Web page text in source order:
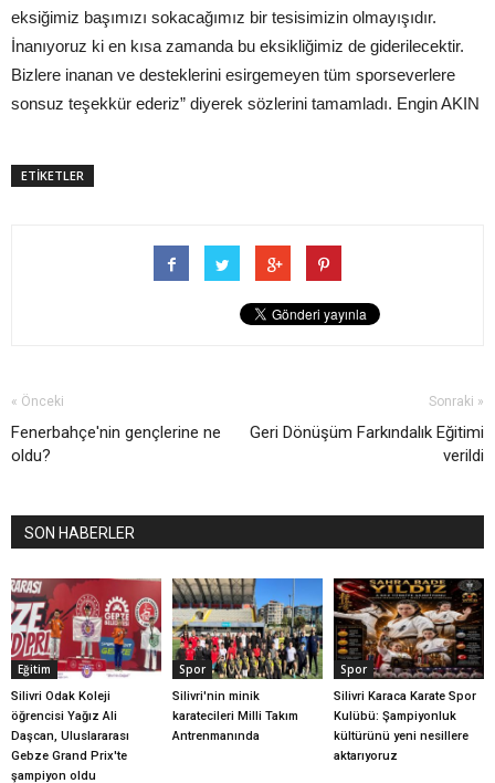
eksiğimiz başımızı sokacağımız bir tesisimizin olmayışıdır.
İnanıyoruz ki en kısa zamanda bu eksikliğimiz de giderilecektir.
Bizlere inanan ve desteklerini esirgemeyen tüm sporseverlere
sonsuz teşekkür ederiz” diyerek sözlerini tamamladı. Engin AKIN
ETİKETLER
« Önceki
Fenerbahçe'nin gençlerine ne
oldu?
Sonraki »
Geri Dönüşüm Farkındalık Eğitimi
verildi
SON HABERLER
Eğitim
Silivri Odak Koleji
öğrencisi Yağız Ali
Daşcan, Uluslararası
Gebze Grand Prix'te
şampiyon oldu
Spor
Silivri'nin minik
karatecileri Milli Takım
Antrenmanında
Spor
Silivri Karaca Karate Spor
Kulübü: Şampiyonluk
kültürünü yeni nesillere
aktarıyoruz